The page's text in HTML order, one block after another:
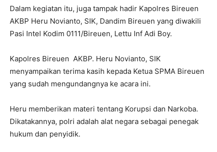
Dalam kegiatan itu, juga tampak hadir Kapolres Bireuen
AKBP Heru Novianto, SIK, Dandim Bireuen yang diwakili
Pasi Intel Kodim 0111/Bireuen, Lettu Inf Adi Boy.
Kapolres Bireuen AKBP. Heru Novianto, SIK
menyampaikan terima kasih kepada Ketua SPMA Bireuen
yang sudah mengundangnya ke acara ini.
Heru memberikan materi tentang Korupsi dan Narkoba.
Dikatakannya, polri adalah alat negara sebagai penegak
hukum dan penyidik.